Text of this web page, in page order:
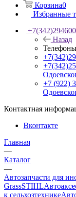
Корзина0
Избранные
Назад
Телефоны
+7 (922)
Контактная
Вконтакте
Главная
—
Каталог
—
Автозапчасти для
GrassSTIHL
к сельхозтехнике